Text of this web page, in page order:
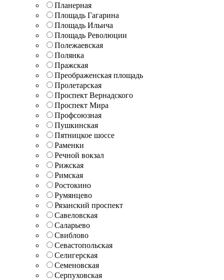
Планерная
Площадь Гагарина
Площадь Ильича
Площадь Революции
Полежаевская
Полянка
Пражская
Преображенская площадь
Пролетарская
Проспект Вернадского
Проспект Мира
Профсоюзная
Пушкинская
Пятницкое шоссе
Раменки
Речной вокзал
Рижская
Римская
Ростокино
Румянцево
Рязанский проспект
Савеловская
Саларьево
Свиблово
Севастопольская
Селигерская
Семеновская
Серпуховская